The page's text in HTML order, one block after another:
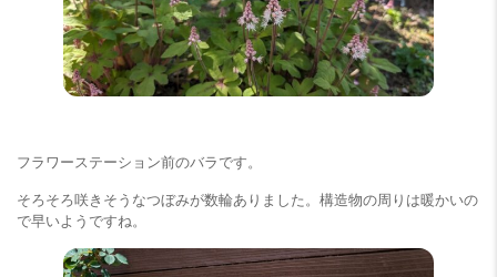
フラワーステーション前のバラです。
そろそろ咲きそうなつぼみが数輪ありました。構造物の周りは暖かいの
で早いようですね。